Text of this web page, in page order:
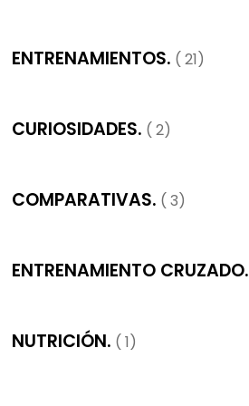
ENTRENAMIENTOS. ( 21)
CURIOSIDADES. ( 2)
COMPARATIVAS. ( 3)
ENTRENAMIENTO CRUZADO.
NUTRICIÓN. ( 1)